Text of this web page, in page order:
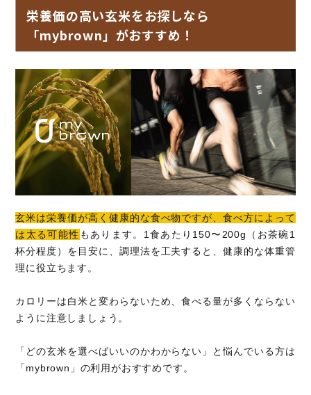
栄養価の高い玄米をお探しなら
「mybrown」がおすすめ！
玄米は栄養価が高く健康的な食べ物ですが、食べ方によって
は太る可能性 もあります。1食あたり150〜200g（お茶碗1
杯分程度）を目安に、調理法を工夫すると、健康的な体重管
理に役立ちます。
カロリーは白米と変わらないため、食べる量が多くならない
ように注意しましょう。
「どの玄米を選べばいいのかわからない」と悩んでいる方は
「mybrown」の利用がおすすめです。